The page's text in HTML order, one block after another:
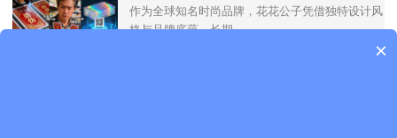
作为全球知名时尚品牌，花花公子凭借独特设计风
格与品牌底蕴，长期
×